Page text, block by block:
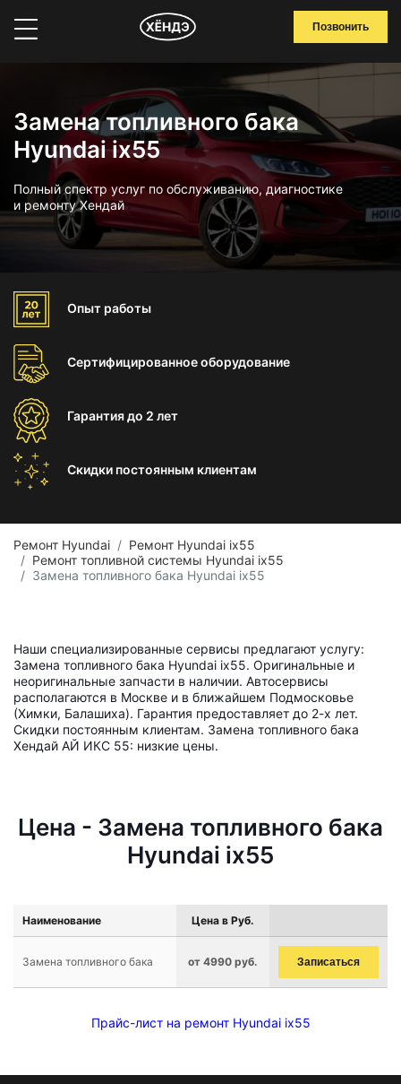
Позвонить
Замена топливного бака
Hyundai ix55
Полный спектр услуг по обслуживанию, диагностике
и ремонту Хендай
Опыт работы
Сертифицированноеоборудование
Гарантиядо 2 лет
Скидки постоянным клиентам
Ремонт Hyundai
Ремонт Hyundai ix55
Ремонт топливной системы Hyundai ix55
Замена топливного бака Hyundai ix55
Наши специализированные сервисы предлагают услугу:
Замена топливного бака Hyundai ix55. Оригинальные и
неоригинальные запчасти в наличии. Автосервисы
располагаются в Москве и в ближайшем Подмосковье
(Химки, Балашиха). Гарантия предоставляет до 2-х лет.
Скидки постоянным клиентам. Замена топливного бака
Хендай АЙ ИКС 55: низкие цены.
Цена - Замена топливного бака
Hyundai ix55
Наименование Цена в Руб.
Замена топливного бака от 4990 руб. Записаться
Прайс-лист на ремонт Hyundai ix55